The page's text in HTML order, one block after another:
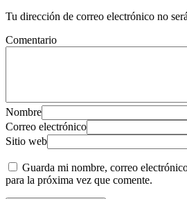
Tu dirección de correo electrónico no
Comentario
Nombre
Correo electrónico
Sitio web
Guarda mi nombre, correo
para la próxima vez que comente.